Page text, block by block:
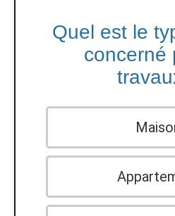
Quel est le
concerné